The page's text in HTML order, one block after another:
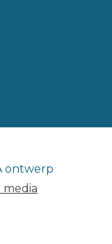
ontwerp
media